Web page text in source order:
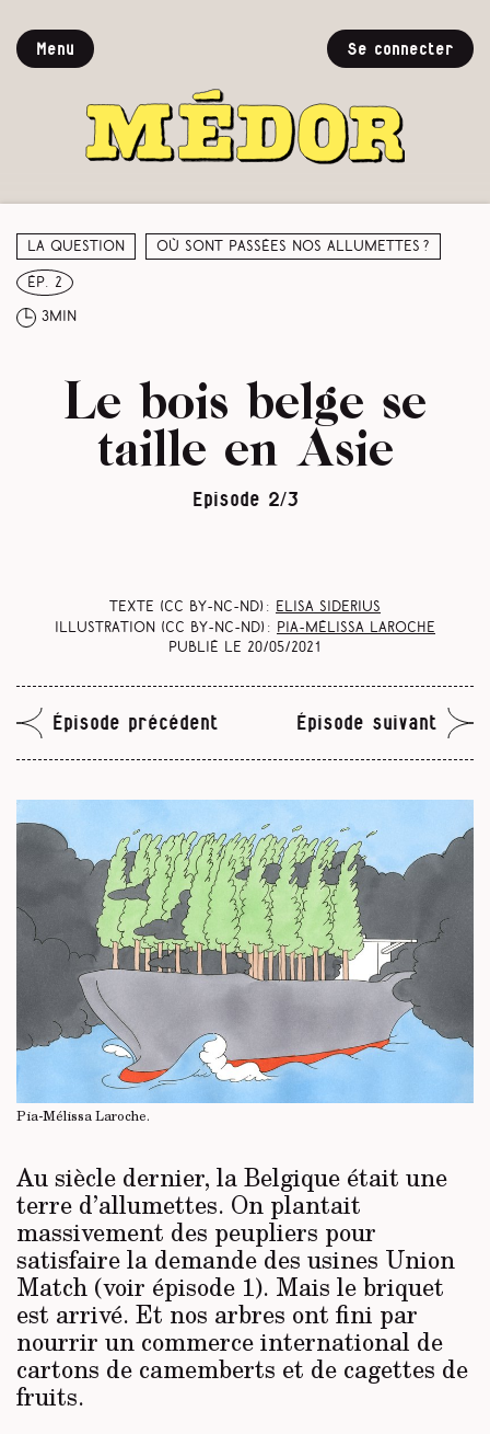
Menu Se connecter
La question Où sont passées nos allumettes ?
ép. 2
3min
Le bois belge se
taille en Asie
Episode 2/3
Texte (CC BY-NC-ND) :
Elisa Siderius
Illustration (CC BY-NC-ND) :
Pia-Mélissa Laroche
Publié le 20/05/2021
Épisode précédent Épisode suivant
Pia-Mélissa Laroche.
Au siècle dernier, la Belgique était une
terre d’allumettes. On plantait
massivement des peupliers pour
satisfaire la demande des usines Union
Match (voir épisode 1). Mais le briquet
est arrivé. Et nos arbres ont fini par
nourrir un commerce international de
cartons de camemberts et de cagettes de
fruits.